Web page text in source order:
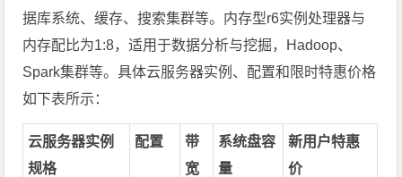
据库系统、缓存、搜索集群等。内存型r6实例处理器与
内存配比为1:8，适用于数据分析与挖掘，Hadoop、
Spark集群等。具体云服务器实例、配置和限时特惠价格
如下表所示：
云服务器实例
规格
配置
带
宽
系统盘容
量
新用户特惠
价